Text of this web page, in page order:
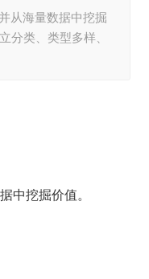
从海量数据中挖掘
分类、类型多样、
中挖掘价值。